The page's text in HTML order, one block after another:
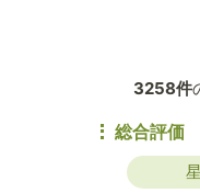
3258件
総合評価